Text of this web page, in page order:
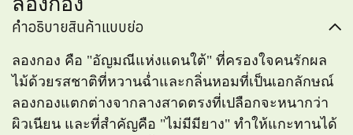
คำอธิบายสินค้าแบบย่อ
ลองกอง คือ "อัญมณีแห่งแดนใต้" ที่ครองใจคนรักผล
ไม้ด้วยรสชาติที่หวานฉ่ำและกลิ่นหอมที่เป็นเอกลักษณ์
ลองกองแตกต่างจากลางสาดตรงที่เปลือกจะหนากว่า
ผิวเนียน และที่สำคัญคือ "ไม่มีมียาง" ทำให้แกะทานได้